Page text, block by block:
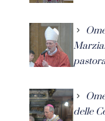
delle